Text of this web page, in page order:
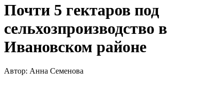
Почти 5 гектаров под
сельхозпроизводство в
Ивановском районе
Автор: Анна Семенова